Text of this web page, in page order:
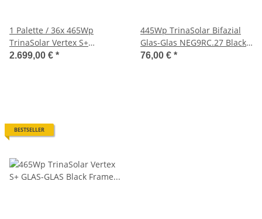
1 Palette / 36x 465Wp
TrinaSolar Vertex S+
DOPPELGLAS TSM-NEG9R.28
2.699,00 € *
445Wp TrinaSolar Bifazial
Glas-Glas NEG9RC.27 Black
Frame - 0%USt
76,00 € *
BESTSELLER